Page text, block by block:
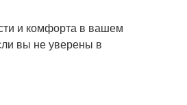
и комфорта в вашем
вы не уверены в